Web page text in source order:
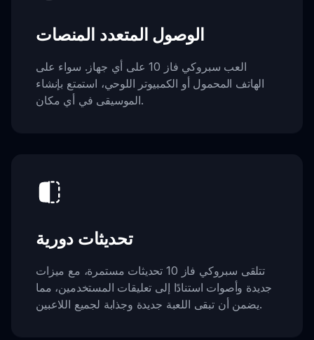
الوصول المتعدد المنصات
العب سبروكي فاز 10 على أي جهاز. سواء على
الهاتف المحمول أو الكمبيوتر اللوحي، استمتع بإنشاء
الموسيقى في أي مكان.
تحديثات دورية
تتلقى سبروكي فاز 10 تحديثات مستمرة، مع ميزات
جديدة وأصوات استنادًا إلى تعليقات المستخدمين، مما
يضمن أن تبقى اللعبة جديدة وجذابة لجميع اللاعبين.